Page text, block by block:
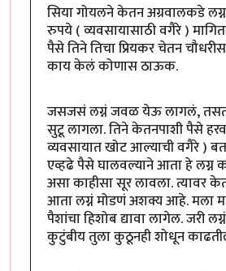
सिया गोयलने केतन अग्रवालकडे
रुपये ( व्यवसायासाठी वगैरे )
पैसे तिने तिचा प्रियकर चेतन
काय केलं कोणास ठाऊक.
जसजसं लग्नं जवळ येऊ लागलं,
सुटू लागला. तिने केतनपाशी पैसे
व्यवसायात खोट आल्याची वगैरे )
एव्हढे पैसे घालवल्याने आता हे लग्न
असा काहीसा सूर लावला. त्यावर
आता लग्नं मोडणं अशक्य आहे. मला
पैशांचा हिशोब द्यावा लागेल. जरी
कुटुंबीय तुला कुठूनही शोधून